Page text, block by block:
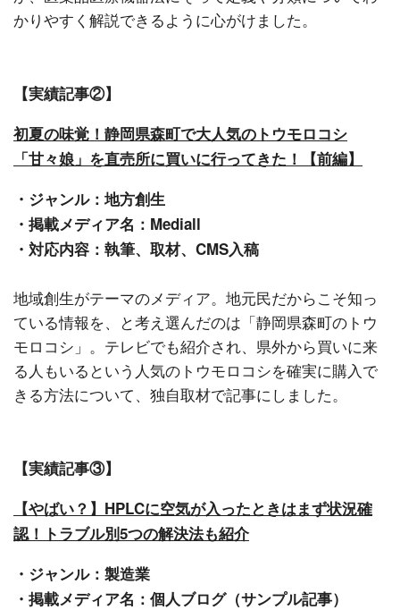
かりやすく解説できるように心がけました。
【実績記事②】
初夏の味覚！静岡県森町で大人気のトウモロコシ
「甘々娘」を直売所に買いに行ってきた！【前編】
・ジャンル：地方創生
・掲載メディア名：Mediall
・対応内容：執筆、取材、CMS入稿
地域創生がテーマのメディア。地元民だからこそ知っ
ている情報を、と考え選んだのは「静岡県森町のトウ
モロコシ」。テレビでも紹介され、県外から買いに来
る人もいるという人気のトウモロコシを確実に購入で
きる方法について、独自取材で記事にしました。
【実績記事③】
【やばい？】HPLCに空気が入ったときはまず状況確
認！トラブル別5つの解決法も紹介
・ジャンル：製造業
・掲載メディア名：個人ブログ（サンプル記事）